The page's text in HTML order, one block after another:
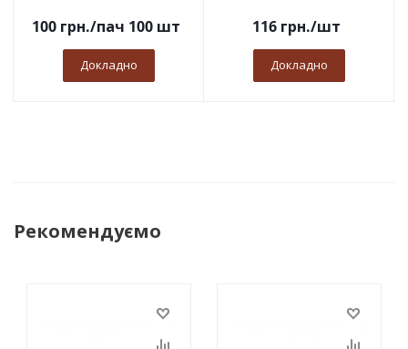
100грн./пач 100 шт
Докладно
116грн./шт
Докладно
Рекомендуємо